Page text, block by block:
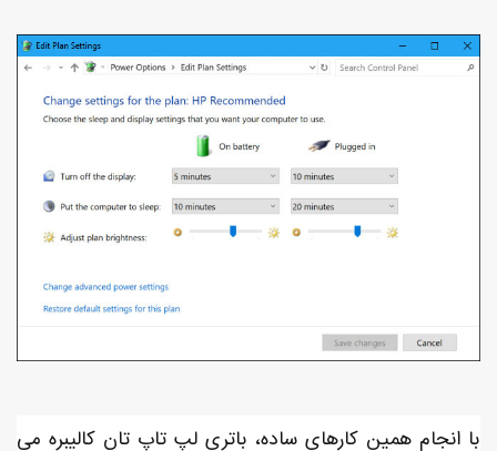
با انجام همین کارهای ساده، باتری لپ تاپ تان کالیبره می